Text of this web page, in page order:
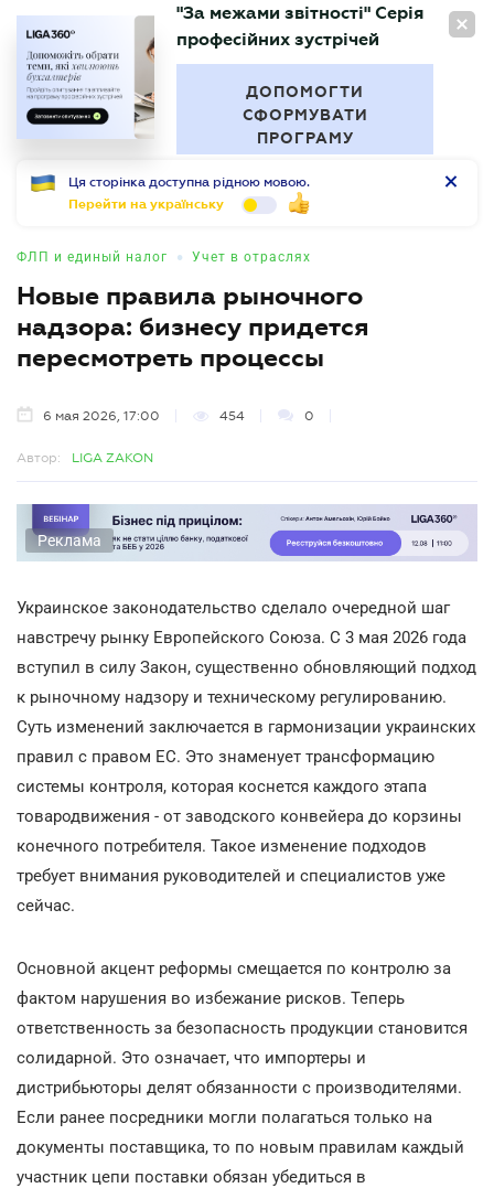
RU
БУХГАЛТЕР
"За межами звітності" Серія
професійних зустрічей
ДОПОМОГТИ
СФОРМУВАТИ
ПРОГРАМУ
Ця сторінка доступна рідною мовою.
Перейти на українську
ФЛП и единый налог • Учет в отраслях
Новые правила рыночного
надзора: бизнесу придется
пересмотреть процессы
6 мая 2026, 17:00 454 0
Автор: LIGA ZAKON
Реклама
Украинское законодательство сделало очередной шаг
навстречу рынку Европейского Союза. С 3 мая 2026 года
вступил в силу Закон, существенно обновляющий подход
к рыночному надзору и техническому регулированию.
Суть изменений заключается в гармонизации украинских
правил с правом ЕС. Это знаменует трансформацию
системы контроля, которая коснется каждого этапа
товародвижения - от заводского конвейера до корзины
конечного потребителя. Такое изменение подходов
требует внимания руководителей и специалистов уже
сейчас.
Основной акцент реформы смещается по контролю за
фактом нарушения во избежание рисков. Теперь
ответственность за безопасность продукции становится
солидарной. Это означает, что импортеры и
дистрибьюторы делят обязанности с производителями.
Если ранее посредники могли полагаться только на
документы поставщика, то по новым правилам каждый
участник цепи поставки обязан убедиться в